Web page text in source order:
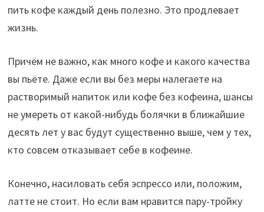
пить кофе каждый день полезно. Это продлевает
жизнь.
Причём не важно, как много кофе и какого качества
вы пьёте. Даже если вы без меры налегаете на
растворимый напиток или кофе без кофеина, шансы
не умереть от какой-нибудь болячки в ближайшие
десять лет у вас будут существенно выше, чем у тех,
кто совсем отказывает себе в кофеине.
Конечно, насиловать себя эспрессо или, положим,
латте не стоит. Но если вам нравится пару-тройку